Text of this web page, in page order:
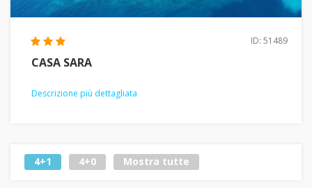
ID: 51489
CASA SARA
Descrizione più dettagliata
4+1 4+0 Mostra tutte